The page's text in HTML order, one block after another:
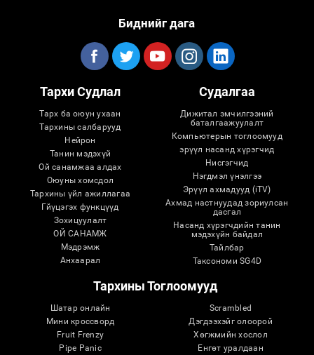
Биднийг дага
Тархи Судлал
Тарх ба оюун ухаан
Тархины салбарууд
Нейрон
Танин мэдэхүй
Ой санамжаа алдах
Оюуны хомсдол
Тархины үйл ажиллагаа
Гйүцэгэх функцүүд
Зохицуулалт
ОЙ САНАМЖ
Мэдрэмж
Анхаарал
Судалгаа
Дижитал эмчилгээний
баталгаажуулалт
Компьютерын тоглоомууд
эрүүл насанд хүрэгчид
Нисгэгчид
Нэгдмэл үнэлгээ
Эрүүл ахмадууд (iTV)
Ахмад настнуудад зориулсан
дасгал
Насанд хүрэгчдийн танин
мэдэхүйн байдал
Тайлбар
Таксономи SG4D
Тархины Тоглоомууд
Шатар онлайн
Мини кроссворд
Fruit Frenzy
Pipe Panic
Scrambled
Дэгдээхэйг олоорой
Хөгжмийн хослол
Eнгөт уралдаан